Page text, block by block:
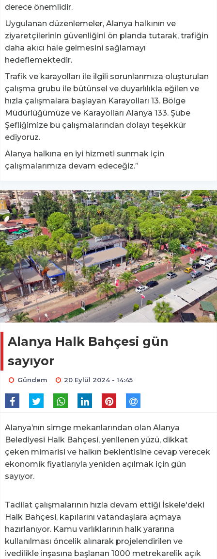
derece önemlidir.
Uygulanan düzenlemeler, Alanya halkının ve
ziyaretçilerinin güvenliğini ön planda tutarak, trafiğin
daha akıcı hale gelmesini sağlamayı
hedeflemektedir.
Trafik ve karayolları ile ilgili sorunlarımıza oluşturulan
çalışma grubu ile bütünsel ve duyarlılıkla eğilen ve
hızla çalışmalara başlayan Karayolları 13. Bölge
Müdürlüğümüze ve Karayolları Alanya 133. Şube
Şefliğimize bu çalışmalarından dolayı teşekkür
ediyoruz.
Alanya halkına en iyi hizmeti sunmak için
çalışmalarımıza devam edeceğiz.”
Alanya Halk Bahçesi gün
sayıyor
Gündem 20 Eylül 2024 - 14:45
Alanya’nın simge mekanlarından olan Alanya
Belediyesi Halk Bahçesi, yenilenen yüzü, dikkat
çeken mimarisi ve halkın beklentisine cevap verecek
ekonomik fiyatlarıyla yeniden açılmak için gün
sayıyor.
Tadilat çalışmalarının hızla devam ettiği İskele'deki
Halk Bahçesi, kapılarını vatandaşlara açmaya
hazırlanıyor. Kamu varlıklarının halk yararına
kullanılması öncelik alınarak projelendirilen ve
ivedilikle inşasına başlanan 1000 metrekarelik açık